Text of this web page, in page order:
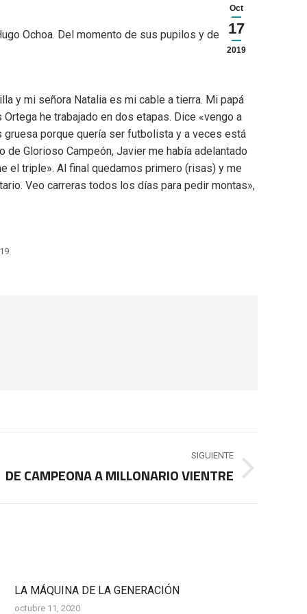
Oct
17
2019
Ochoa. Del momento de sus pupilos y de su
y mi señora Natalia es mi cable a tierra. Mi papá
he trabajado en dos etapas. Dice «vengo a
gruesa porque quería ser futbolista y a veces está
Glorioso Campeón, Javier me había adelantado
el triple». Al final quedamos primero (risas) y me
Veo carreras todos los días para pedir montas»,
SIGUIENTE
DE CAMPEONA A MILLONARIO VIENTRE
LA MÁQUINA DE LA GENERACIÓN
octubre 11, 2020